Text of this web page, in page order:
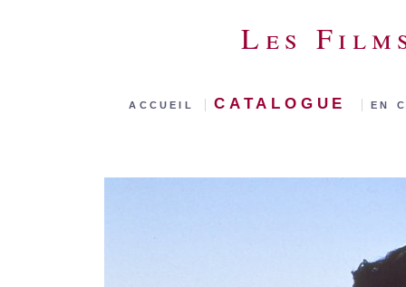
Les
accueil | catalogue | en